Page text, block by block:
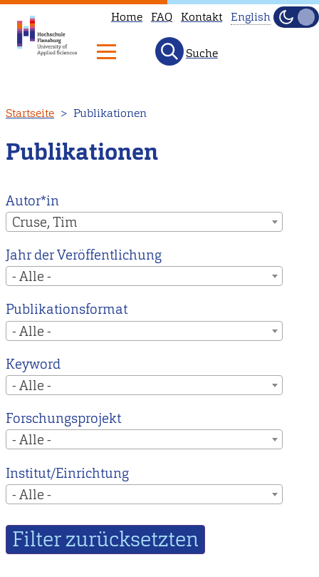
zum
Inhalt
Home FAQ Kontakt
to
our
main
instead.
English
Hell
Suche
Startseite Publikationen
Publikationen
Autor*in
Cruse, Tim
Jahr der Veröffentlichung
- Alle -
Publikationsformat
- Alle -
Keyword
- Alle -
Forschungsprojekt
- Alle -
Institut/Einrichtung
- Alle -